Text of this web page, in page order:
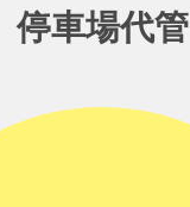
停車場代管